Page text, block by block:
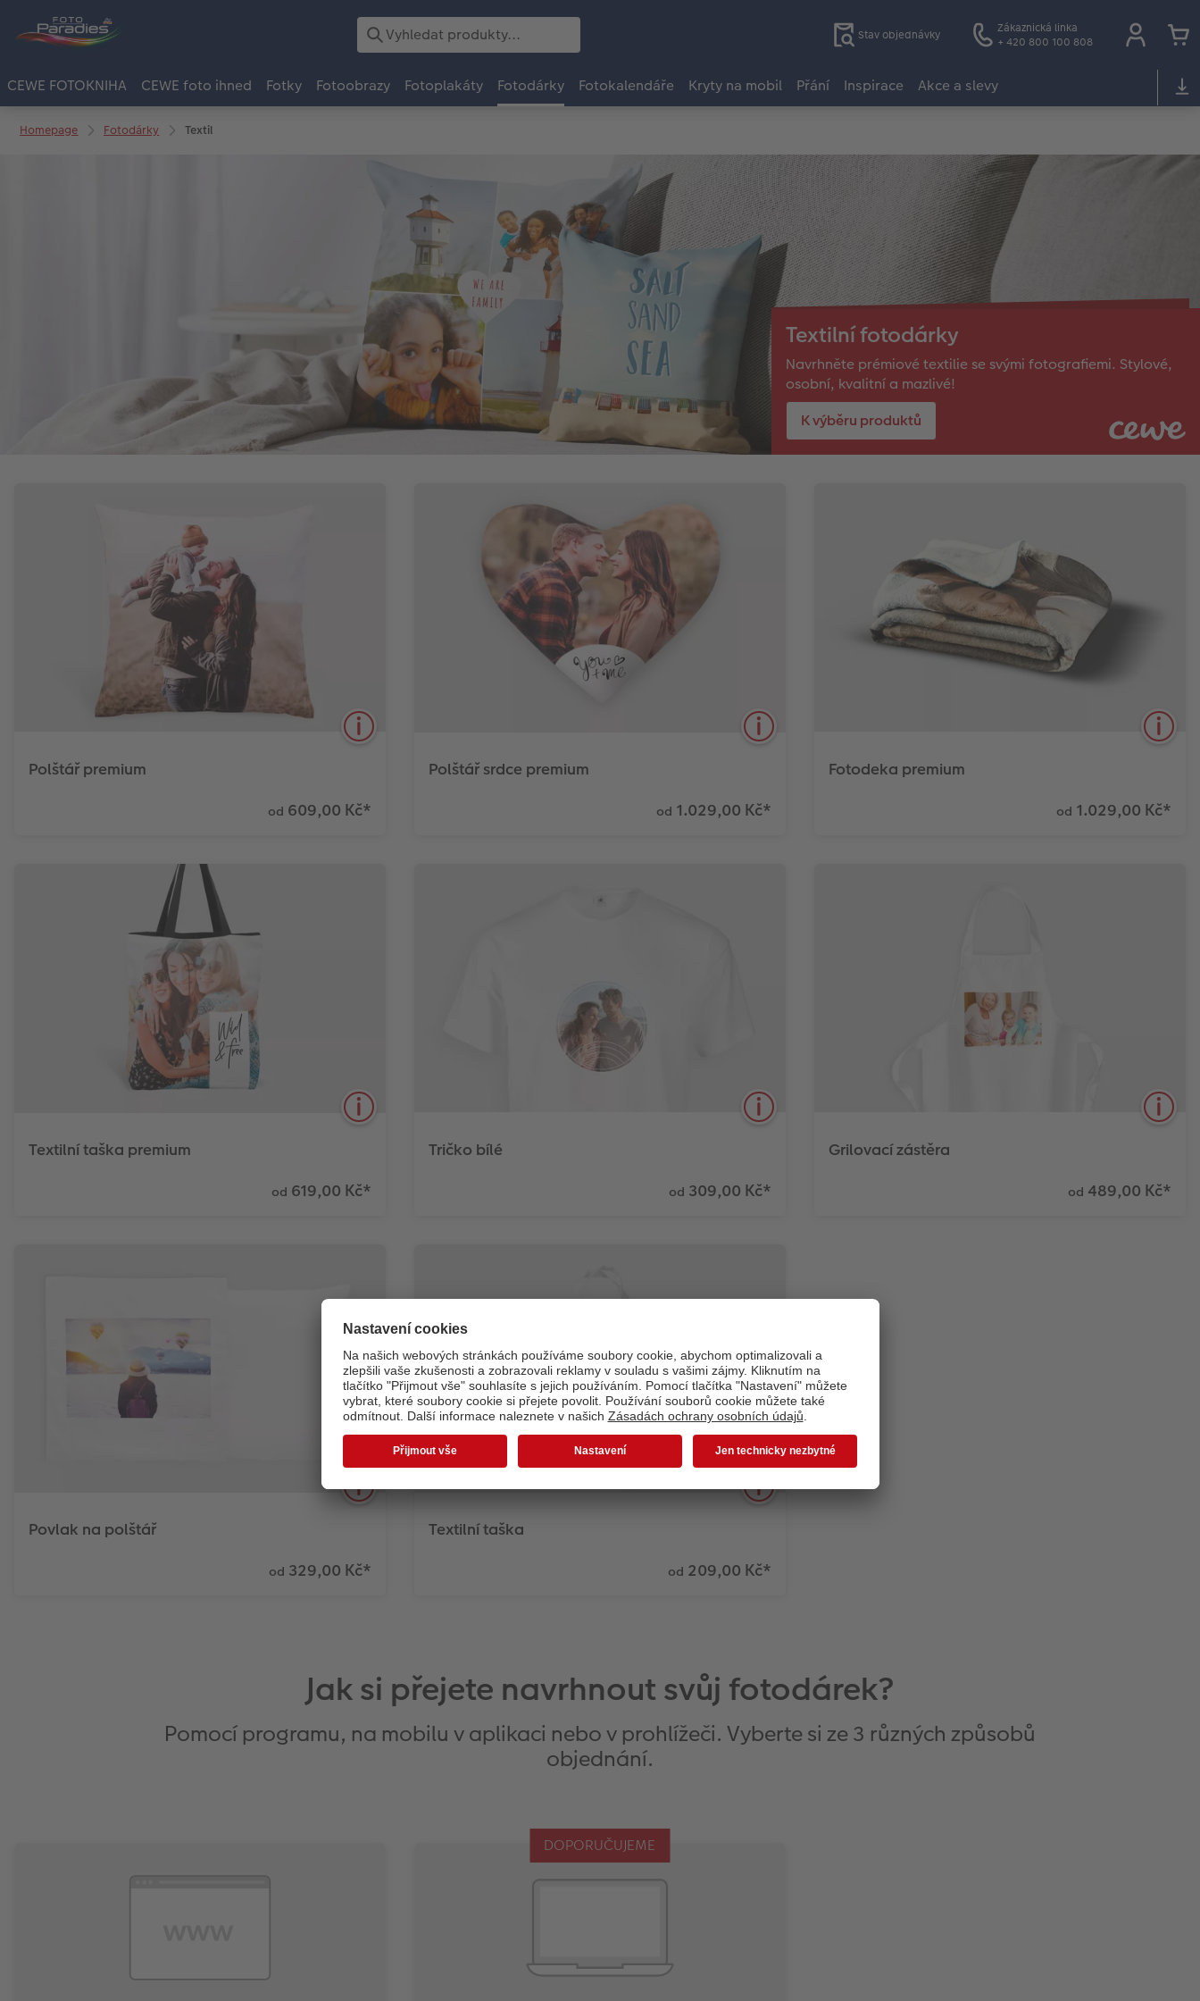
Stav objednávky
Zákaznická linka
+ 420 800 100 808
CEWE FOTOKNIHA CEWE foto ihned Fotky Fotoobrazy Fotoplakáty Fotodárky Fotokalendáře Kryty na mobil Přání Inspirace Akce a slevy
Homepage Fotodárky Textil
Textilní fotodárky
Navrhněte prémiové textilie se svými fotografiemi. Stylové,
osobní, kvalitní a mazlivé!
K výběru produktů
Polštář premium
od 609,00 Kč*
Dejte si svou oblíbenou fotku na polštář, který
vypadá dobře jako dekorace na gauči a zároveň
vám zpříjemní chvíle odpočinku. Tento polštář je
celoplošně potištěný, takže využijte každé volné
místečko a vložte další a další fotky. Navrhněte si
obě strany polštáře, vše je ve vaší režii.
Zjistit více
Polštář srdce premium
od 1.029,00 Kč*
Fotodeka premium
od 1.029,00 Kč*
Textilní taška premium
od 619,00 Kč*
Zjistit více
Tričko bílé
od 309,00 Kč*
libovolného tematického designu doplněný o
vlastní text.
Zjistit více
Grilovací zástěra
od 489,00 Kč*
obchodě. Vytvořte si vlastní grilovací zástěru a
Povlak na polštář
od 329,00 Kč*
Textilní taška
od 209,00 Kč*
Jak si přejete navrhnout svůj fotodárek?
Pomocí programu, na mobilu v aplikaci nebo v prohlížeči. Vyberte si ze 3 různých způsobů
objednání.
DOPORUČUJEME